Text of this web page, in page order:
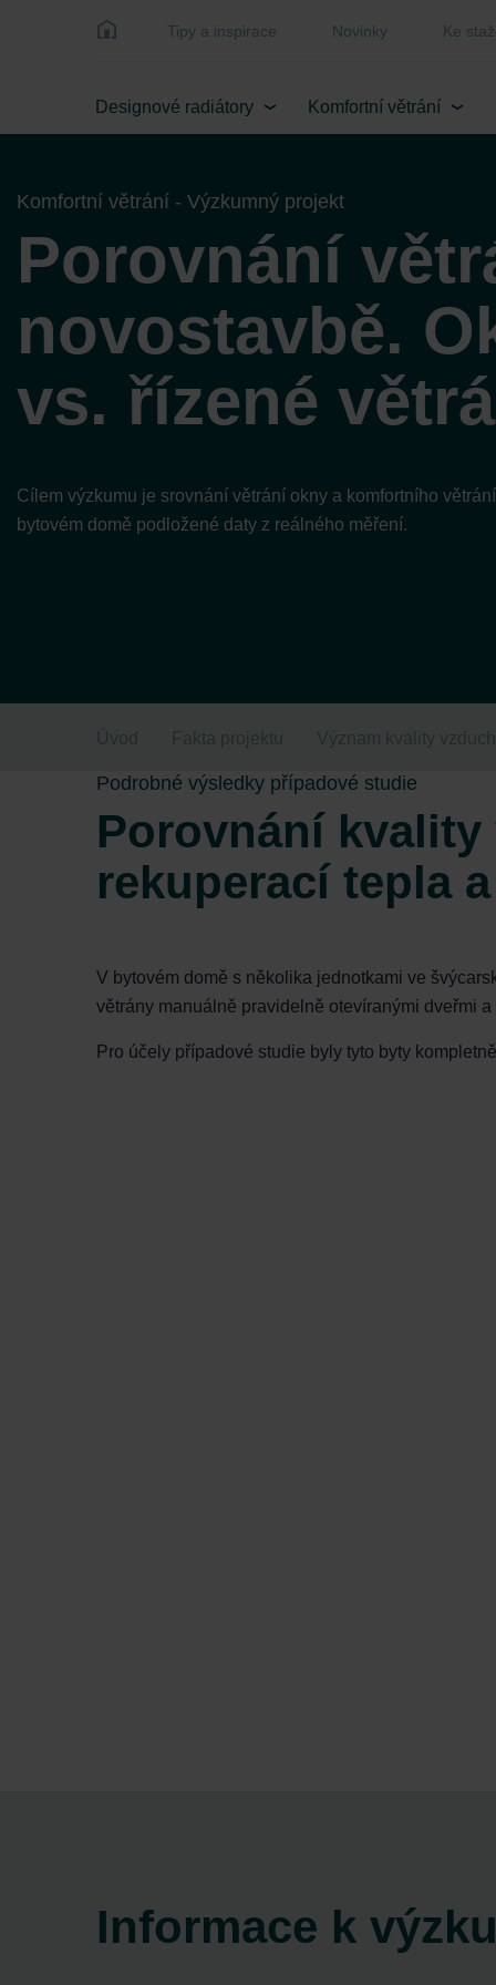
Tipy a inspirace Novinky Ke
Designové radiátory Komfortní větrání
Komfortní větrání - Výzkumný projekt
Porovnání
novostavbě.
vs. řízené
Cílem výzkumu je srovnání větrání okny a komfortního
bytovém domě podložené daty z reálného měření.
Úvod Fakta projektu Význam kvality
Podrobné výsledky případové studie
Porovnání
rekuperací tepla
V bytovém domě s několika jednotkami ve
větrány manuálně pravidelně otevíranými dveřmi a
Pro účely případové studie byly tyto byty
Informace k